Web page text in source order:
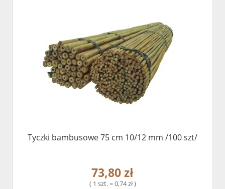
Tyczki bambusowe 75 cm 10/12 mm /100 szt/
73,80 zł
( 1 szt. = 0,74 zł )